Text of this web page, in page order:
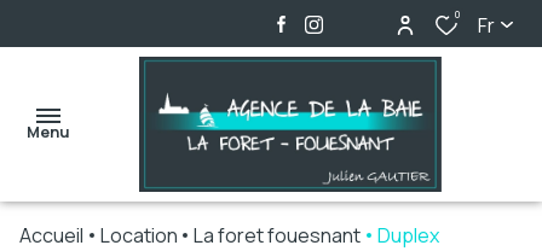
0 Fr
Menu
Accueil Location La foret fouesnant Duplex